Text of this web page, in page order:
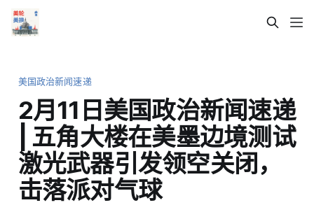
美国政治新闻速递
2月11日美国政治新闻速递
| 五角大楼在美墨边境测试
激光武器引发领空关闭，
击落派对气球